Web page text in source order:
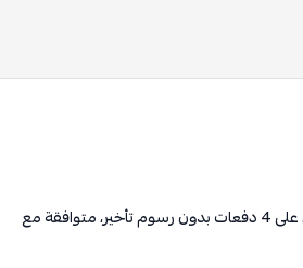
على4دفعات بدون رسوم تأخير، متوافقة مع